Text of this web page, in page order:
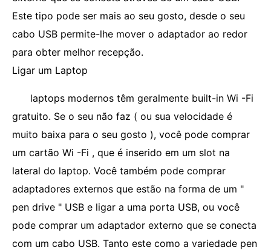
Este tipo pode ser mais ao seu gosto, desde o seu
cabo USB permite-lhe mover o adaptador ao redor
para obter melhor recepção.
Ligar um Laptop
laptops modernos têm geralmente built-in Wi -Fi
gratuito. Se o seu não faz ( ou sua velocidade é
muito baixa para o seu gosto ), você pode comprar
um cartão Wi -Fi , que é inserido em um slot na
lateral do laptop. Você também pode comprar
adaptadores externos que estão na forma de um "
pen drive " USB e ligar a uma porta USB, ou você
pode comprar um adaptador externo que se conecta
com um cabo USB. Tanto este como a variedade pen